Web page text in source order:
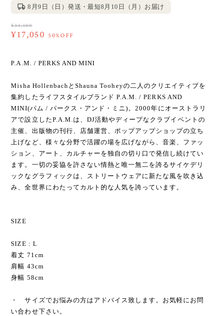
8月9日（日）発送・最短8月10日（月）お届け
¥34,100
¥17,050 50%OFF
P.A.M. / PERKS AND MINI
Misha HollenbachとShauna Tooheyの二人のクリエイティブを
集約したライフスタイルブランド P.A.M. / PERKS AND
MINI(パム / パークス・アンド・ミニ)。2000年にオーストラリ
アで設立したP.A.M.は、DJ活動やディープなクラブイベントの
主催、出版物の刊行、店舗運営、ポップアップショップの立ち
上げなど、様々な分野で活躍の場を広げながら、音楽、ファッ
ション、アート、カルチャーを独自の切り口で発信し続けてい
ます。一切の妥協を許さない情熱と唯一無二を誇るサイケデリ
ックなグラフィックは、ストリートウェアに新たな風を吹き込
み、全世界にわたってカルト的な人気を誇っています。
SIZE
SIZE : L
着丈 71cm
肩幅 43cm
身幅 58cm
・ サイズでお悩みの方はアドバイス致します。お気軽にお問
い合わせ下さい。